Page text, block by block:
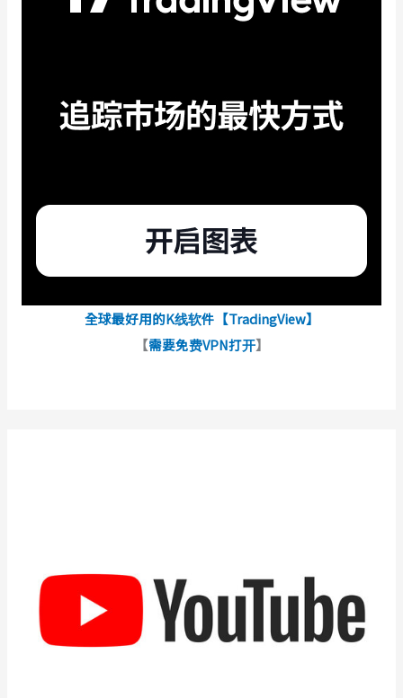
全球最好用的K线软件【TradingView】
【需要免费VPN打开】